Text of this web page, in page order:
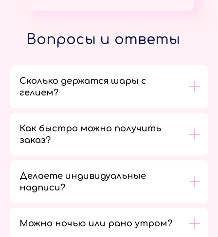
Вопросы и ответы
Сколько держатся шары с
гелием?
Как быстро можно получить
заказ?
Делаете индивидуальные
надписи?
Можно ночью или рано утром?